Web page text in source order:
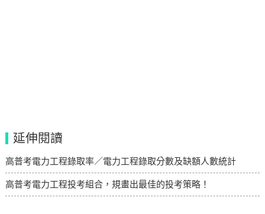
延伸閱讀
高普考電力工程錄取率／電力工程錄取分數及缺額人數統計
高普考電力工程投考組合，規畫出最佳的投考策略！